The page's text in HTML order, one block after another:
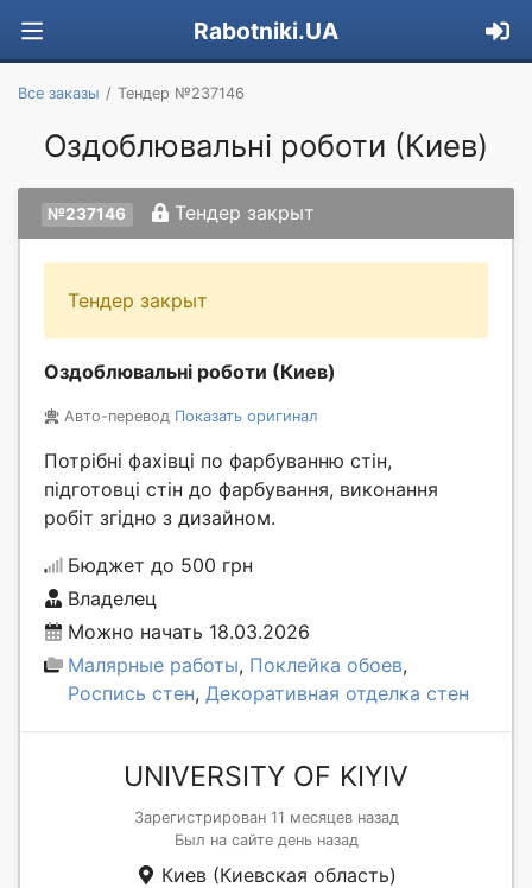
Rabotniki.UA
Все заказы Тендер №237146
Оздоблювальні роботи (Киев)
№237146 Тендер закрыт
Тендер закрыт
Оздоблювальні роботи (Киев)
Авто-перевод Показать оригинал
Потрібні фахівці по фарбуванню стін,
підготовці стін до фарбування, виконання
робіт згідно з дизайном.
Бюджет до 500 грн
Владелец
Можно начать 18.03.2026
Малярные работы, Поклейка обоев,
Роспись стен, Декоративная отделка стен
UNIVERSITY OF KIYIV
Зарегистрирован 11 месяцев назад
Был на сайте день назад
Киев (Киевская область)